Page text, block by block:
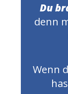
Du
denn
Wenn